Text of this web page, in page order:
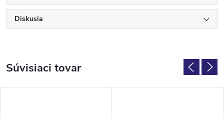
Diskusia
Súvisiaci tovar